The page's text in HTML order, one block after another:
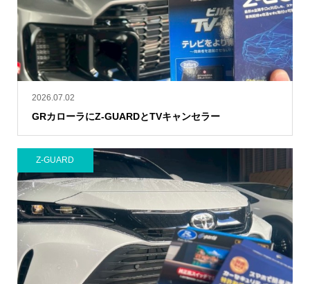
2026.07.02
GRカローラにZ-GUARDとTVキャンセラー
Z-GUARD